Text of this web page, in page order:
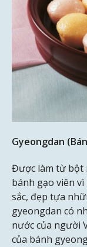
Gyeongdan
Được làm từ bột
bánh gạo viên
sắc, đẹp tựa
gyeongdan có
nước của người
của bánh